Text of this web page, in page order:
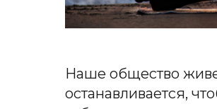
Наше общество
останавливается,